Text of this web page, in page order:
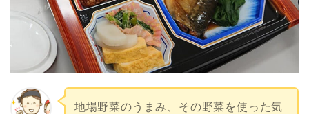
地場野菜のうまみ、その野菜を使った気